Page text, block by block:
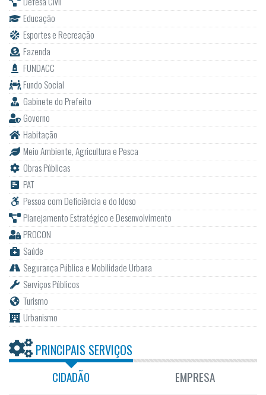
Educação
Esportes e Recreação
Fazenda
FUNDACC
Fundo Social
Gabinete do Prefeito
Governo
Habitação
Meio Ambiente, Agricultura e Pesca
Obras Públicas
PAT
Pessoa com Deficiência e do Idoso
Planejamento Estratégico e Desenvolvimento
PROCON
Saúde
Segurança Pública e Mobilidade Urbana
Serviços Públicos
Turismo
Urbanismo
PRINCIPAIS SERVIÇOS
CIDADÃO EMPRESA